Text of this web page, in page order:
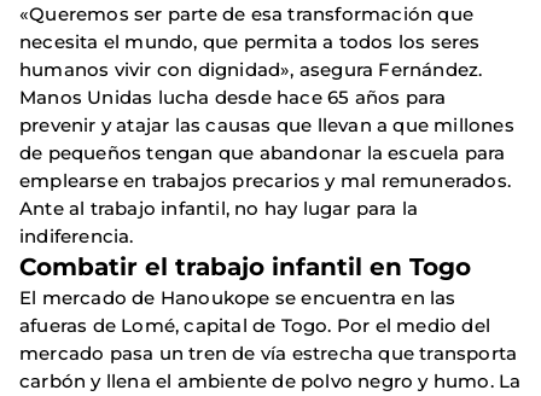
«Queremos ser parte de esa transformación que
necesita el mundo, que permita a todos los seres
humanos vivir con dignidad», asegura Fernández.
Manos Unidas lucha desde hace 65 años para
prevenir y atajar las causas que llevan a que millones
de pequeños tengan que abandonar la escuela para
emplearse en trabajos precarios y mal remunerados.
Ante al trabajo infantil, no hay lugar para la
indiferencia.
Combatir el trabajo infantil en Togo
El mercado de Hanoukope se encuentra en las
afueras de Lomé, capital de Togo. Por el medio del
mercado pasa un tren de vía estrecha que transporta
carbón y llena el ambiente de polvo negro y humo. La